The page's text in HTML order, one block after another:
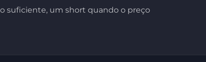
suficiente, um short quando o preço